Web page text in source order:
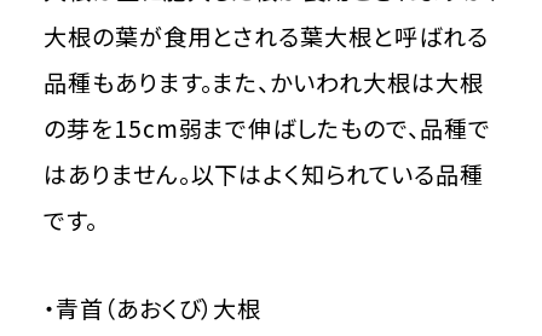
大根の葉が食用とされる葉大根と呼ばれる
品種もあります。また、かいわれ大根は大根
の芽を15cm弱まで伸ばしたもので、品種で
はありません。以下はよく知られている品種
です。
・青首（あおくび）大根